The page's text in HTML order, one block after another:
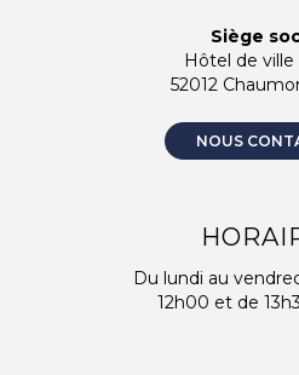
Siège
Hôtel de ville
52012
NOUS
Du lundi au
12h00 et de